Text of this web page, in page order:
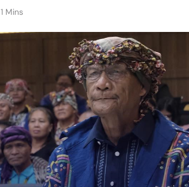
1 Mins